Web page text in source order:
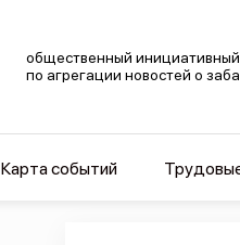
общественный
по агрегации новостей о
Карта событий